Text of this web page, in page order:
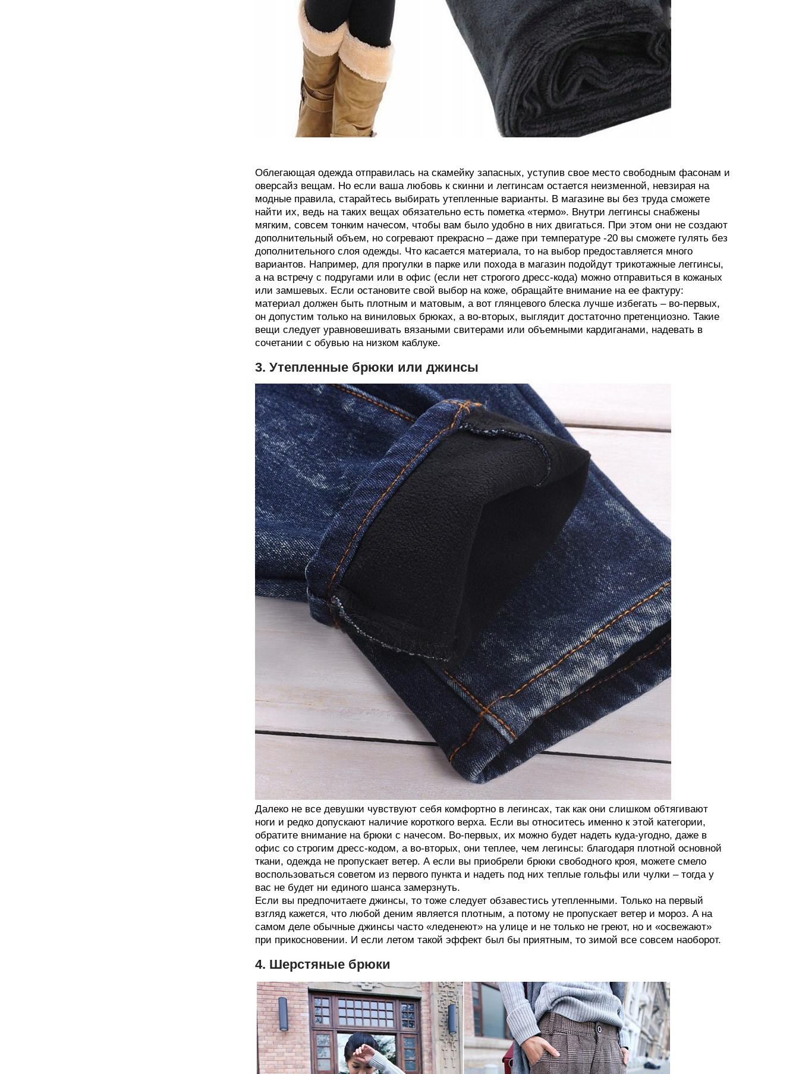
Облегающая одежда отправилась на скамейку запасных, уступив свое место свободным фасонам и
оверсайз вещам. Но если ваша любовь к скинни и леггинсам остается неизменной, невзирая на
модные правила, старайтесь выбирать утепленные варианты. В магазине вы без труда сможете
найти их, ведь на таких вещах обязательно есть пометка «термо». Внутри леггинсы снабжены
мягким, совсем тонким начесом, чтобы вам было удобно в них двигаться. При этом они не создают
дополнительный объем, но согревают прекрасно – даже при температуре -20 вы сможете гулять без
дополнительного слоя одежды. Что касается материала, то на выбор предоставляется много
вариантов. Например, для прогулки в парке или похода в магазин подойдут трикотажные леггинсы,
а на встречу с подругами или в офис (если нет строгого дресс-кода) можно отправиться в кожаных
или замшевых. Если остановите свой выбор на коже, обращайте внимание на ее фактуру:
материал должен быть плотным и матовым, а вот глянцевого блеска лучше избегать – во-первых,
он допустим только на виниловых брюках, а во-вторых, выглядит достаточно претенциозно. Такие
вещи следует уравновешивать вязаными свитерами или объемными кардиганами, надевать в
сочетании с обувью на низком каблуке.
3. Утепленные брюки или джинсы
Далеко не все девушки чувствуют себя комфортно в легинсах, так как они слишком обтягивают
ноги и редко допускают наличие короткого верха. Если вы относитесь именно к этой категории,
обратите внимание на брюки с начесом. Во-первых, их можно будет надеть куда-угодно, даже в
офис со строгим дресс-кодом, а во-вторых, они теплее, чем легинсы: благодаря плотной основной
ткани, одежда не пропускает ветер. А если вы приобрели брюки свободного кроя, можете смело
воспользоваться советом из первого пункта и надеть под них теплые гольфы или чулки – тогда у
вас не будет ни единого шанса замерзнуть.
Если вы предпочитаете джинсы, то тоже следует обзавестись утепленными. Только на первый
взгляд кажется, что любой деним является плотным, а потому не пропускает ветер и мороз. А на
самом деле обычные джинсы часто «леденеют» на улице и не только не греют, но и «освежают»
при прикосновении. И если летом такой эффект был бы приятным, то зимой все совсем наоборот.
4. Шерстяные брюки